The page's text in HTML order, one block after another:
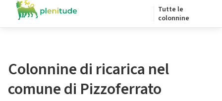
Tutte le
colonnine
Colonnine di ricarica nel
comune di Pizzoferrato